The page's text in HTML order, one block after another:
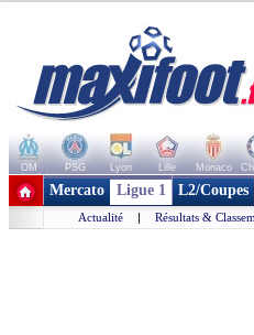
OM PSG Lyon Lille Monaco
+ de clubs
Mercato Ligue 1 L2/Coupes
Actualité | Résultats &